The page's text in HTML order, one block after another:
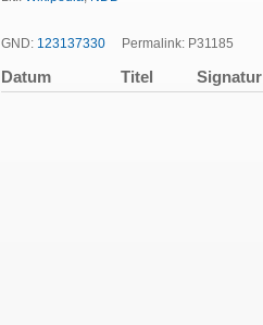
GND: 123137330 Permalink: P31185
Datum Titel Signatur